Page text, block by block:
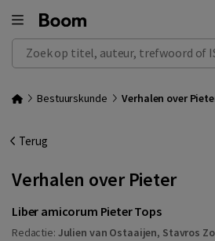
Zoek op titel, auteur, trefwoord of ISBN
Bestuurskunde Verhalen over
Terug
Verhalen over Pieter
Liber amicorum Pieter Tops
Redactie: Julien van Ostaaijen, Stavros